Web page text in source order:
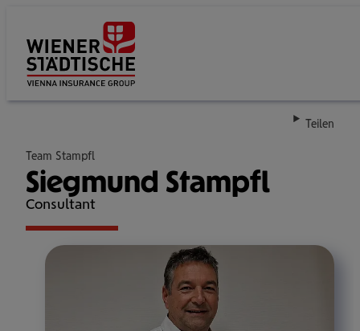
Teilen
Team Stampfl
Siegmund Stampfl
Consultant